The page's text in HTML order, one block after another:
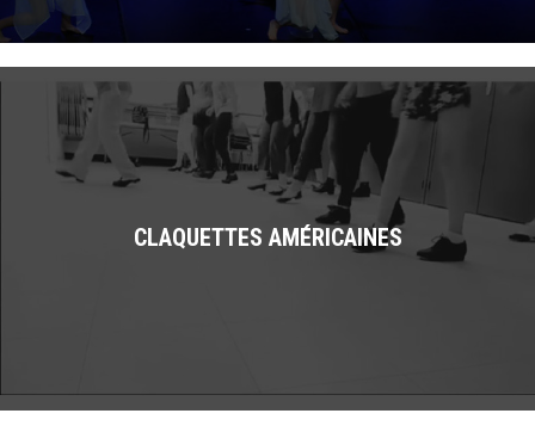
CLAQUETTES AMÉRICAINES